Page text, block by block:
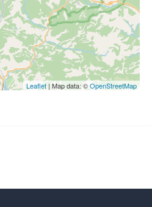
Leaflet | Map data: ©OpenStreetMap